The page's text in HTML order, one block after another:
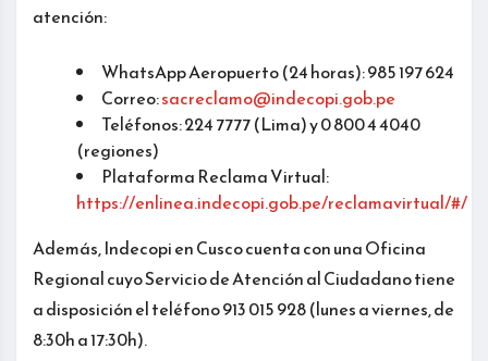
atención:
WhatsApp Aeropuerto (24 horas): 985 197 624
Correo:sacreclamo@indecopi.gob.pe
Teléfonos: 224 7777 (Lima) y 0 800 4 4040
(regiones)
Plataforma Reclama Virtual:
https://enlinea.indecopi.gob.pe/reclamavirtual/#/
Además, Indecopi en Cusco cuenta con una Oficina
Regional cuyo Servicio de Atención al Ciudadano tiene
a disposición el teléfono 913 015 928 (lunes a viernes, de
8:30h a 17:30h).